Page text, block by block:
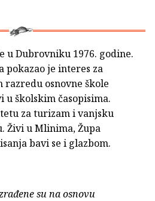
u Dubrovniku 1976. godine.
pokazao je interes za
razredu osnovne škole
u školskim časopisima.
za turizam i vanjsku
Živi u Mlinima, Župa
bavi se i glazbom.
su na osnovu